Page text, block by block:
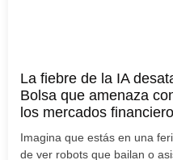
La fiebre de la IA
Bolsa que amenaza
los mercados
Imagina que estás en una
de ver robots que bailan o